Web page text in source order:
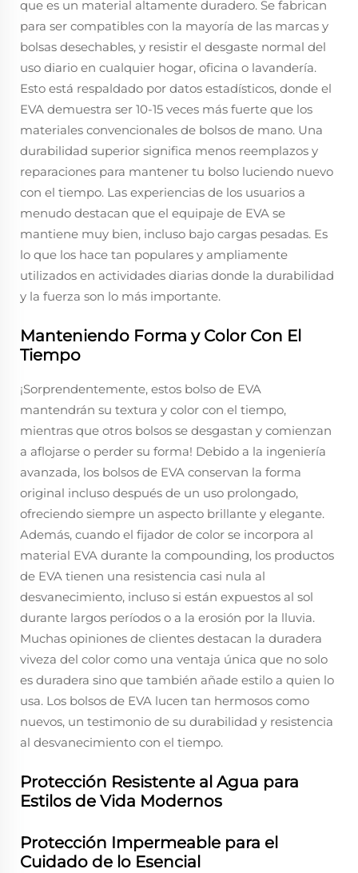
que es un material altamente duradero. Se fabrican
para ser compatibles con la mayoría de las marcas y
bolsas desechables, y resistir el desgaste normal del
uso diario en cualquier hogar, oficina o lavandería.
Esto está respaldado por datos estadísticos, donde el
EVA demuestra ser 10-15 veces más fuerte que los
materiales convencionales de bolsos de mano. Una
durabilidad superior significa menos reemplazos y
reparaciones para mantener tu bolso luciendo nuevo
con el tiempo. Las experiencias de los usuarios a
menudo destacan que el equipaje de EVA se
mantiene muy bien, incluso bajo cargas pesadas. Es
lo que los hace tan populares y ampliamente
utilizados en actividades diarias donde la durabilidad
y la fuerza son lo más importante.
Manteniendo Forma y Color Con El
Tiempo
¡Sorprendentemente, estos bolso de EVA
mantendrán su textura y color con el tiempo,
mientras que otros bolsos se desgastan y comienzan
a aflojarse o perder su forma! Debido a la ingeniería
avanzada, los bolsos de EVA conservan la forma
original incluso después de un uso prolongado,
ofreciendo siempre un aspecto brillante y elegante.
Además, cuando el fijador de color se incorpora al
material EVA durante la compounding, los productos
de EVA tienen una resistencia casi nula al
desvanecimiento, incluso si están expuestos al sol
durante largos períodos o a la erosión por la lluvia.
Muchas opiniones de clientes destacan la duradera
viveza del color como una ventaja única que no solo
es duradera sino que también añade estilo a quien lo
usa. Los bolsos de EVA lucen tan hermosos como
nuevos, un testimonio de su durabilidad y resistencia
al desvanecimiento con el tiempo.
Protección Resistente al Agua para
Estilos de Vida Modernos
Protección Impermeable para el
Cuidado de lo Esencial